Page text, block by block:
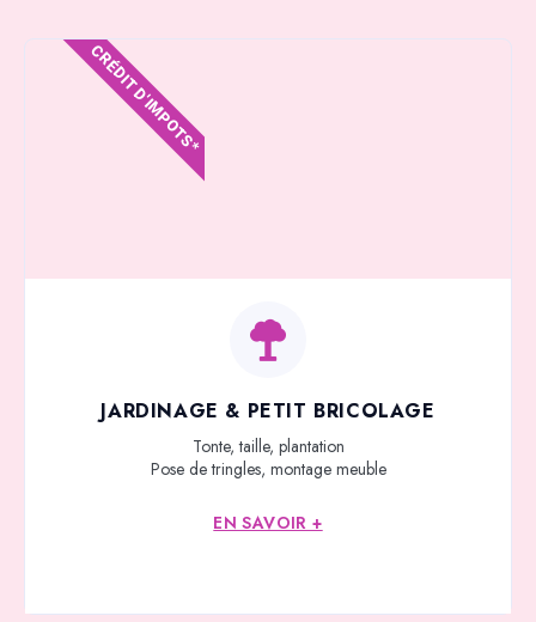
JARDINAGE & PETIT BRICOLAGE
Tonte, taille, plantation
Pose de tringles, montage meuble
EN SAVOIR +
CRÉDIT D'IMPOTS*